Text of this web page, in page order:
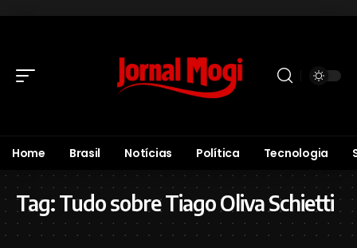
Home Brasil Notícias Política Tecnologia
Tag:Tudo sobre Tiago Oliva Schietti